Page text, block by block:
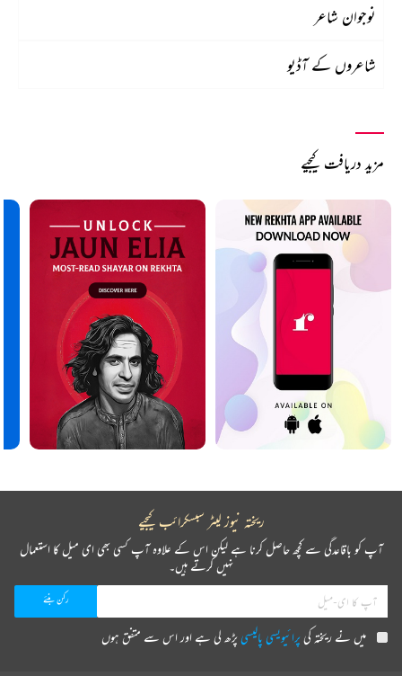
نوجوان شاعر
شاعروں کے آڈیو
مزید دریافت کیجیے
ریختہ نیوز لیٹر سبسکرائب کیجیے
آپ کو باقاعدگی سے کچھ حاصل کرنا ہے لیکن اس کے علاوہ آپ کسی بھی ای میل کا استعمال
نہیں کرتے ہیں۔
میں نے ریختہ کیپرائیویسی پالیسیپڑھ لی ہے اور اس سے متفق ہوں